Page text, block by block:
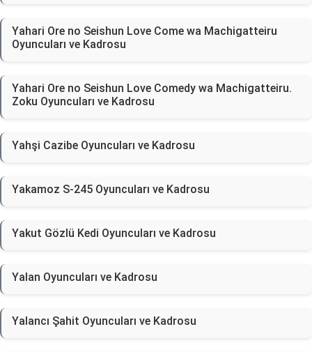
Yahari Ore no Seishun Love Come wa Machigatteiru
Oyuncuları ve Kadrosu
Yahari Ore no Seishun Love Comedy wa Machigatteiru.
Zoku Oyuncuları ve Kadrosu
Yahşi Cazibe Oyuncuları ve Kadrosu
Yakamoz S-245 Oyuncuları ve Kadrosu
Yakut Gözlü Kedi Oyuncuları ve Kadrosu
Yalan Oyuncuları ve Kadrosu
Yalancı Şahit Oyuncuları ve Kadrosu